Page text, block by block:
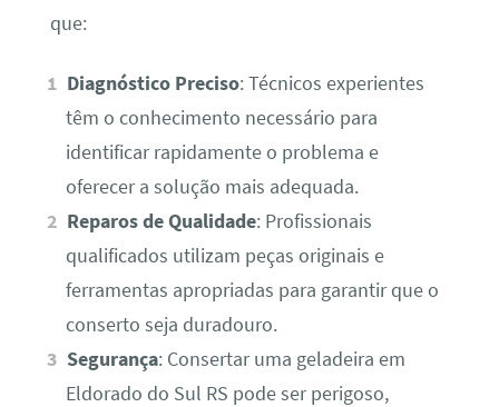
que:
Diagnóstico Preciso: Técnicos experientes
têm o conhecimento necessário para
identificar rapidamente o problema e
oferecer a solução mais adequada.
Reparos de Qualidade: Profissionais
qualificados utilizam peças originais e
ferramentas apropriadas para garantir que o
conserto seja duradouro.
Segurança: Consertar uma geladeira em
Eldorado do Sul RS pode ser perigoso,